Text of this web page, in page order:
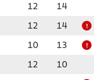
12 14
12 14 !
10 13 !
12 10